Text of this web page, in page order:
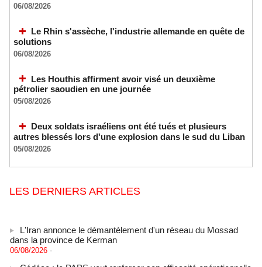
06/08/2026
Le Rhin s'assèche, l'industrie allemande en quête de
solutions
06/08/2026
Les Houthis affirment avoir visé un deuxième
pétrolier saoudien en une journée
05/08/2026
Deux soldats israéliens ont été tués et plusieurs
autres blessés lors d'une explosion dans le sud du Liban
05/08/2026
LES DERNIERS ARTICLES
dans la province de Kerman
06/08/2026 -